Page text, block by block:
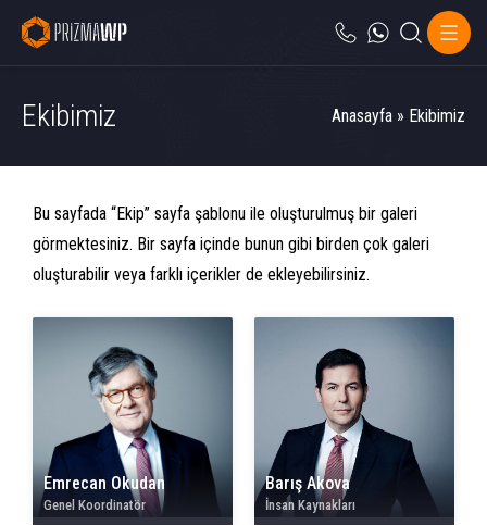
Ekibimiz Anasayfa » Ekibimiz
Bu sayfada “Ekip” sayfa şablonu ile oluşturulmuş bir galeri
görmektesiniz. Bir sayfa içinde bunun gibi birden çok galeri
oluşturabilir veya farklı içerikler de ekleyebilirsiniz.
Emrecan Okudan
Genel Koordinatör
Barış Akova
İnsan Kaynakları